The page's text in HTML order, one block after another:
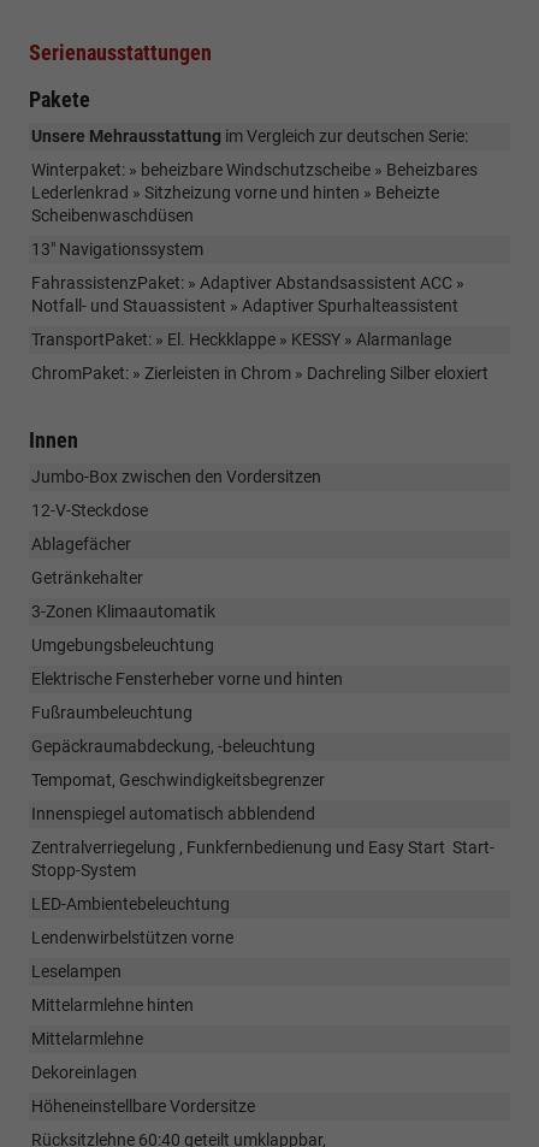
Serienausstattungen
Pakete
Unsere Mehrausstattung im Vergleich zur deutschen Serie:
Winterpaket: » beheizbare Windschutzscheibe » Beheizbares
Lederlenkrad » Sitzheizung vorne und hinten » Beheizte
Scheibenwaschdüsen
13" Navigationssystem
FahrassistenzPaket: » Adaptiver Abstandsassistent ACC »
Notfall- und Stauassistent » Adaptiver Spurhalteassistent
TransportPaket: » El. Heckklappe » KESSY » Alarmanlage
ChromPaket: » Zierleisten in Chrom » Dachreling Silber eloxiert
Innen
Jumbo-Box zwischen den Vordersitzen
12-V-Steckdose
Ablagefächer
Getränkehalter
3-Zonen Klimaautomatik
Umgebungsbeleuchtung
Elektrische Fensterheber vorne und hinten
Fußraumbeleuchtung
Gepäckraumabdeckung, -beleuchtung
Tempomat, Geschwindigkeitsbegrenzer
Innenspiegel automatisch abblendend
Zentralverriegelung , Funkfernbedienung und Easy Start Start-
Stopp-System
LED-Ambientebeleuchtung
Lendenwirbelstützen vorne
Leselampen
Mittelarmlehne hinten
Mittelarmlehne
Dekoreinlagen
Höheneinstellbare Vordersitze
Rücksitzlehne 60:40 geteilt umklappbar,